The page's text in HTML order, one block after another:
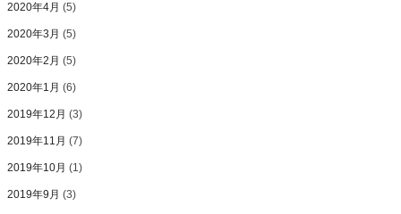
2020年4月 (5)
2020年3月 (5)
2020年2月 (5)
2020年1月 (6)
2019年12月 (3)
2019年11月 (7)
2019年10月 (1)
2019年9月 (3)